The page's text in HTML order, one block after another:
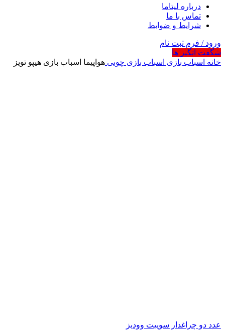
درباره لیتاما
تماس با ما
شرایط و ضوابط
ورود / فرم ثبت نام
شگفت انگیز ها
خانه اسباب بازی اسباب بازی چوبی هواپیما اسباب بازی هیپو تویز
عدد دو چراغدار سوییت وودیز